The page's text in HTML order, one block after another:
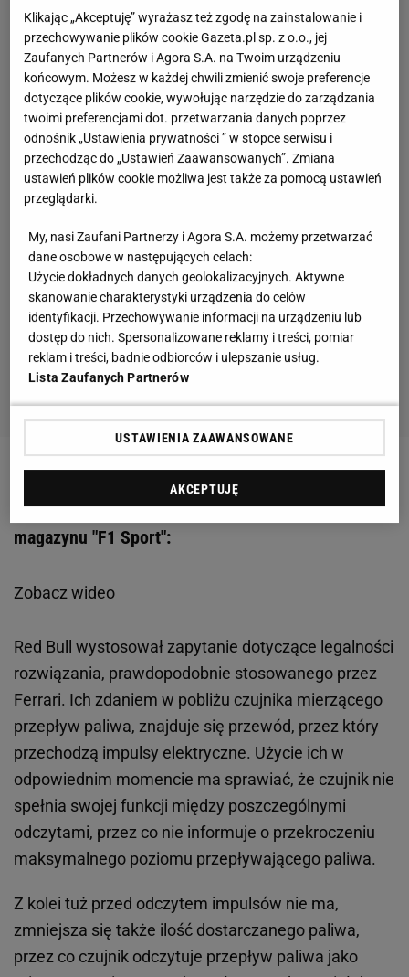
Specjalna oferta dla Roberta Kubicy! Polak znajdzie
miejsce w Formule 1? Zobacz najnowszy odcinek
magazynu "F1 Sport":
Zobacz wideo
Red Bull wystosował zapytanie dotyczące legalności
rozwiązania, prawdopodobnie stosowanego przez
Ferrari. Ich zdaniem w pobliżu czujnika mierzącego
przepływ paliwa, znajduje się przewód, przez który
przechodzą impulsy elektryczne. Użycie ich w
odpowiednim momencie ma sprawiać, że czujnik nie
spełnia swojej funkcji między poszczególnymi
odczytami, przez co nie informuje o przekroczeniu
maksymalnego poziomu przepływającego paliwa.
Z kolei tuż przed odczytem impulsów nie ma,
zmniejsza się także ilość dostarczanego paliwa,
przez co czujnik odczytuje przepływ paliwa jako
Klikając „Akceptuję” wyrażasz też zgodę na zainstalowanie i
przechowywanie plików cookie Gazeta.pl sp. z o.o., jej
Zaufanych Partnerów i Agora S.A. na Twoim urządzeniu
końcowym. Możesz w każdej chwili zmienić swoje preferencje
dotyczące plików cookie, wywołując narzędzie do zarządzania
twoimi preferencjami dot. przetwarzania danych poprzez
odnośnik „Ustawienia prywatności ” w stopce serwisu i
przechodząc do „Ustawień Zaawansowanych”. Zmiana
ustawień plików cookie możliwa jest także za pomocą ustawień
przeglądarki.
My, nasi Zaufani Partnerzy i Agora S.A. możemy przetwarzać
dane osobowe w następujących celach:
Użycie dokładnych danych geolokalizacyjnych. Aktywne
skanowanie charakterystyki urządzenia do celów
identyfikacji. Przechowywanie informacji na urządzeniu lub
dostęp do nich. Spersonalizowane reklamy i treści, pomiar
reklam i treści, badnie odbiorców i ulepszanie usług.
Lista Zaufanych Partnerów
USTAWIENIA ZAAWANSOWANE
AKCEPTUJĘ